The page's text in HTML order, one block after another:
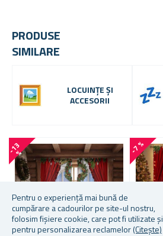
Pentru o experiență mai bună de
cumpărare a cadourilor pe site-ul nostru,
folosim fișiere cookie, care pot fi utilizate și
pentru personalizarea reclamelor(Citește)
PRODUSE
SIMILARE
LOCUINȚE ȘI
ACCESORII
-
1
3
% -7 %